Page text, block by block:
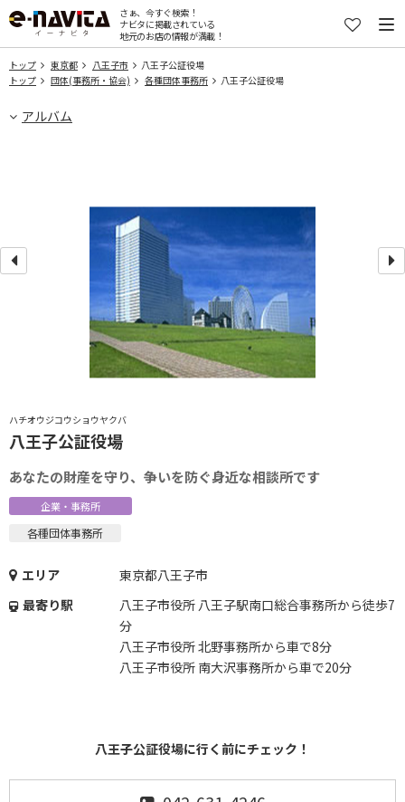
さぁ、今すぐ検索！
ナビタに掲載されている
地元のお店の情報が満載！
トップ 東京都 八王子市
八王子公証役場
トップ
団体(事務所・協会) 各種団体事務所 八王子公証役場
アルバム
ハチオウジコウショウヤクバ
八王子公証役場
あなたの財産を守り、争いを防ぐ身近な相談所です
企業・事務所
各種団体事務所
エリア
東京都八王子市
最寄り駅
八王子市役所 八王子駅南口総合事務所から徒歩7
分
八王子市役所 北野事務所から車で8分
八王子市役所 南大沢事務所から車で20分
八王子公証役場に行く前にチェック！